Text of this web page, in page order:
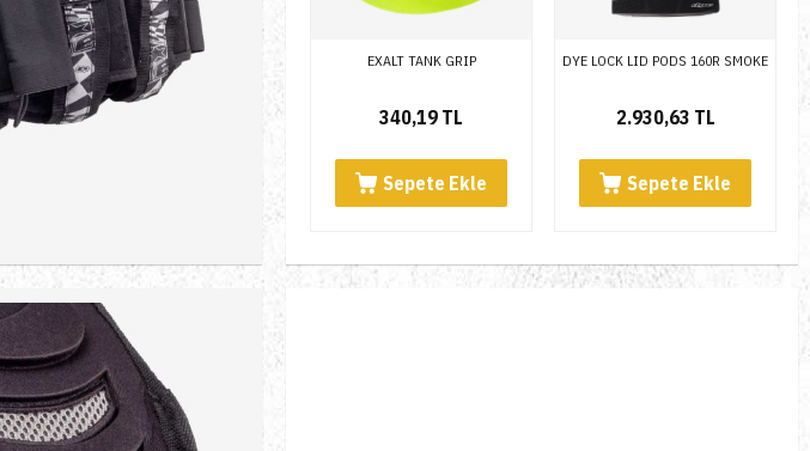
EXALT TANK GRIP DYE LOCK LID PODS 160R SMOKE
2.930,63 TL
Sepete Ekle
STOKTA YOK
TIPPMANN 140R POD
120,00 TL